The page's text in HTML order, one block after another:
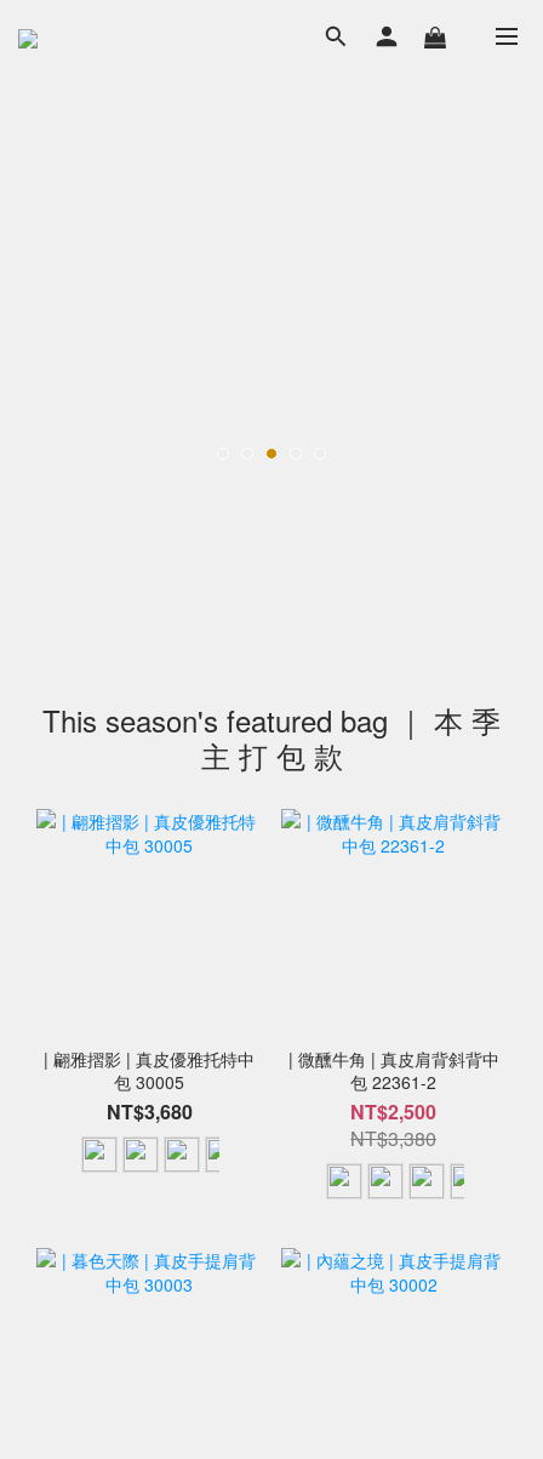
This season's featured bag ｜ 本 季
主 打 包 款
| 翩雅摺影 | 真皮優雅托特中
包 30005
NT$3,680
| 微醺牛角 | 真皮肩背斜背中
包 22361-2
NT$2,500
NT$3,380